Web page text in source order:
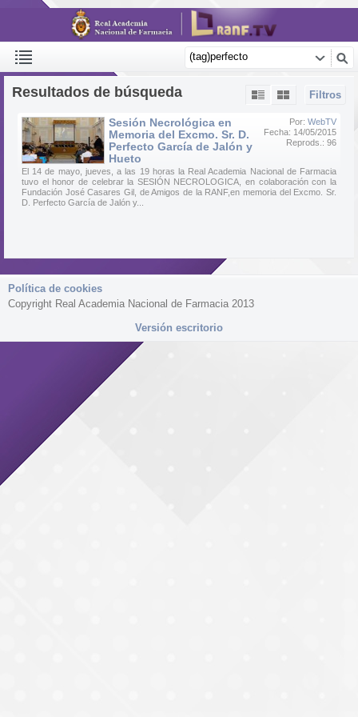
Filtros
Resultados de búsqueda
Por: WebTV
Fecha: 14/05/2015
Reprods.: 96
Sesión Necrológica en
Memoria del Excmo. Sr. D.
Perfecto García de Jalón y
Hueto
El 14 de mayo, jueves, a las 19 horas la Real Academia Nacional de Farmacia
tuvo el honor de celebrar la SESIÓN NECROLOGICA, en colaboración con la
Fundación José Casares Gil, de Amigos de la RANF,en memoria del Excmo. Sr.
D. Perfecto García de Jalón y...
Política de cookies
Copyright Real Academia Nacional de Farmacia 2013
Versión escritorio